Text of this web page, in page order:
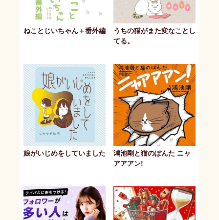
ねことじいちゃん＋番外編
うちの猫がまた変なことし
てる。
娘がいじめをしていました
鴻池剛と猫のぽんた ニャ
アアアン!